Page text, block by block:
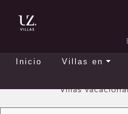
Inicio Villas en
Villas